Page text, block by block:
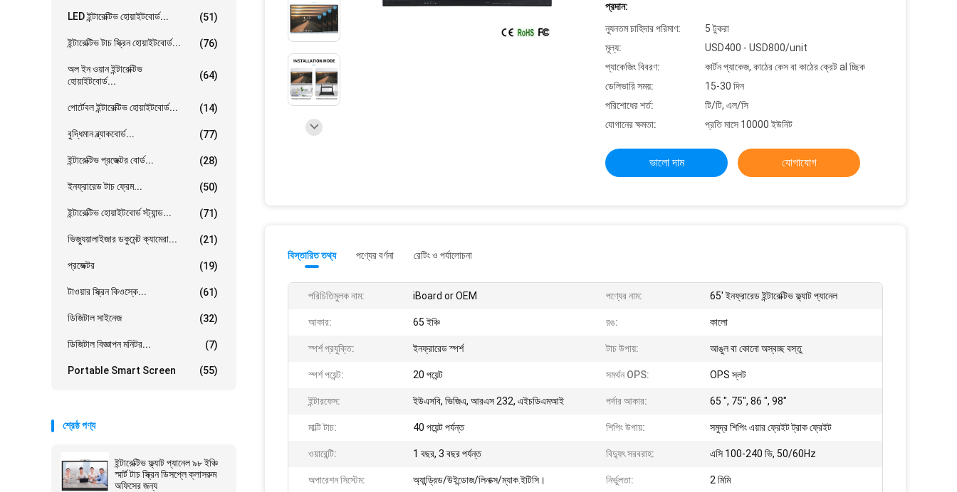
LED ইন্টারেক্টিভ হোয়াইটবোর্ড... (51)
ইন্টারেক্টিভ টাচ স্ক্রিন হোয়াইটবোর্ড... (76)
অল ইন ওয়ান ইন্টারেক্টিভ
হোয়াইটবোর্ড...
(64)
পোর্টেবল ইন্টারেক্টিভ হোয়াইটবোর্ড... (14)
বুদ্ধিমান ব্ল্যাকবোর্ড... (77)
ইন্টারেক্টিভ প্রজেক্টর বোর্ড... (28)
ইনফ্রারেড টাচ ফ্রেম... (50)
ইন্টারেক্টিভ হোয়াইটবোর্ড স্ট্যান্ড... (71)
ভিজ্যুয়ালাইজার ডকুমেন্ট ক্যামেরা... (21)
প্রজেক্টর (19)
টাওয়ার স্ক্রিন কিওস্কে... (61)
ডিজিটাল সাইনেজ (32)
ডিজিটাল বিজ্ঞাপন মনিটর... (7)
Portable Smart Screen (55)
শ্রেষ্ঠ পণ্য
ইন্টারেক্টিভ ফ্ল্যাট প্যানেল ৯৮ ইঞ্চি
স্মার্ট টাচ স্ক্রিন ডিসপ্লে ক্লাসরুম
অফিসের জন্য
প্রদান:
ন্যূনতম চাহিদার পরিমাণ:
5 টুকরা
মূল্য:
USD400 - USD800/unit
প্যাকেজিং বিবরণ:
কার্টন প্যাকেজ, কাঠের কেস বা কাঠের ক্রেট al চ্ছিক
ডেলিভারি সময়:
15-30 দিন
পরিশোধের শর্ত:
টি/টি, এল/সি
যোগানের ক্ষমতা:
প্রতি মাসে 10000 ইউনিট
ভালো দাম যোগাযোগ
বিস্তারিত তথ্য পণ্যের বর্ণনা রেটিং ও পর্যালোচনা
পরিচিতিমুলক নাম: iBoard or OEM পণ্যের নাম: 65' ইনফ্রারেড ইন্টারেক্টিভ ফ্ল্যাট প্যানেল
আকার: 65 ইঞ্চি রঙ: কালো
স্পর্শ প্রযুক্তি: ইনফ্রারেড স্পর্শ টাচ উপায়: আঙুল বা কোনো অস্বচ্ছ বস্তু
স্পর্শ পয়েন্ট: 20 পয়েন্ট সমর্থন OPS: OPS স্লট
ইন্টারফেস: ইউএসবি, ভিজিএ, আরএস 232, এইচডিএমআই পর্দার আকার: 65 ", 75", 86 ", 98"
মাল্টি টাচ: 40 পয়েন্ট পর্যন্ত শিপিং উপায়: সমুদ্র শিপিং এয়ার ফ্রেইট ট্রাক ফ্রেইট
ওয়ারেন্টি: 1 বছর, 3 বছর পর্যন্ত বিদ্যুৎ সরবরাহ: এসি 100-240 ভি, 50/60Hz
অপারেশন সিস্টেম: অ্যান্ড্রিড/উইন্ডোজ/লিনাক্স/ম্যাক.ইটিসি। নির্ভুলতা: 2 মিমি